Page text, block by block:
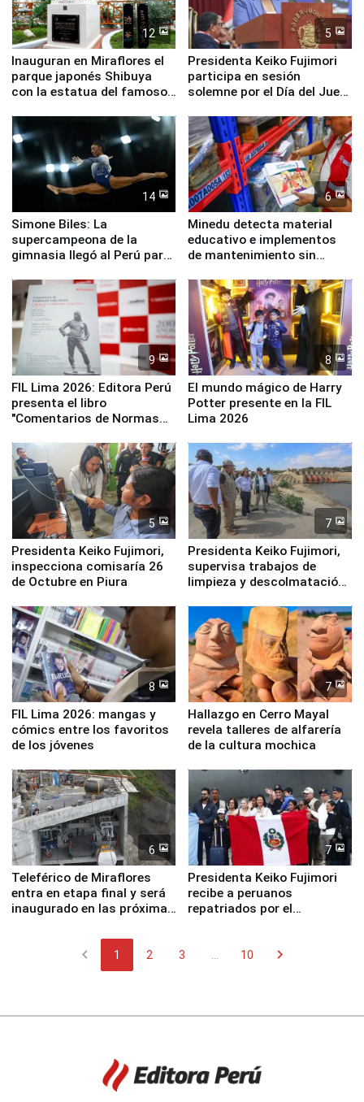
12
Inauguran en Miraflores el
parque japonés Shibuya
con la estatua del famoso
5
Presidenta Keiko Fujimori
participa en sesión
solemne por el Día del Juez
14
Simone Biles: La
supercampeona de la
gimnasia llegó al Perú para
Panamericanos Lima 2027
6
Minedu detecta material
educativo e implementos
de mantenimiento sin
la UGEL 2
9
FIL Lima 2026: Editora Perú
presenta el libro
"Comentarios de Normas
Derecho Colectivo"
8
El mundo mágico de Harry
Potter presente en la FIL
Lima 2026
5
Presidenta Keiko Fujimori,
inspecciona comisaría 26
de Octubre en Piura
7
Presidenta Keiko Fujimori,
supervisa trabajos de
limpieza y descolmatación
8
FIL Lima 2026: mangas y
cómics entre los favoritos
de los jóvenes
7
Hallazgo en Cerro Mayal
revela talleres de alfarería
de la cultura mochica
6
Teleférico de Miraflores
entra en etapa final y será
inaugurado en las próximas
7
Presidenta Keiko Fujimori
recibe a peruanos
repatriados por el
chevron_left 1 2 3 10 chevron_right